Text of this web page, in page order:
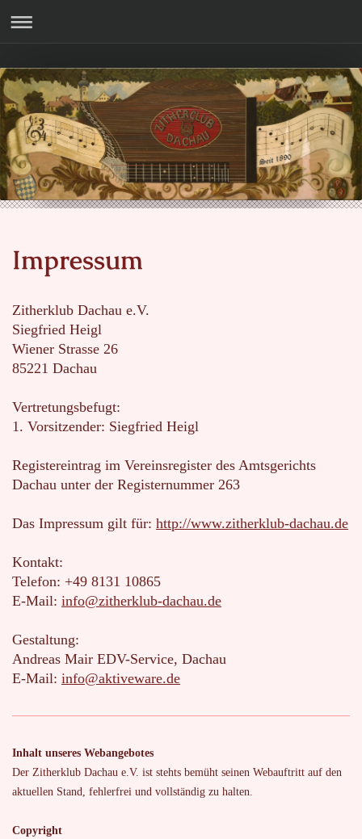
Impressum
Zitherklub Dachau e.V.
Siegfried Heigl
Wiener Strasse 26
85221 Dachau
Vertretungsbefugt:
1. Vorsitzender: Siegfried Heigl
Registereintrag im Vereinsregister des Amtsgerichts
Dachau unter der Registernummer 263
Das Impressum gilt für: http://www.zitherklub-dachau.de
Kontakt:
Telefon: +49 8131 10865
E-Mail: info@zitherklub-dachau.de
Gestaltung:
Andreas Mair EDV-Service, Dachau
E-Mail: info@aktiveware.de
Inhalt unseres Webangebotes
Der Zitherklub Dachau e.V. ist stehts bemüht seinen Webauftritt auf den
aktuellen Stand, fehlerfrei und vollständig zu halten.
Copyright